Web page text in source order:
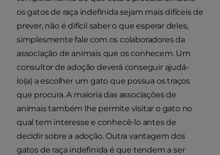
os gatos de raça indefinida sejam mais difíceis de
prever, não é difícil saber o que esperar deles,
simplesmente fale com os colaboradores da
associação de animais que os conhecem. Um
consultor de adoção deverá conseguir ajudá-
lo(a) a escolher um gato que possua os traços
que procura. A maioria das associações de
animais também lhe permite visitar o gato no
qual tem interesse e conhecê-lo antes de
decidir sobre a adoção. Outra vantagem dos
gatos de raça indefinida é que tendem a ser